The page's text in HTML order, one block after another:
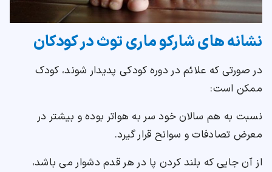
نشانه های شارکو ماری توث در کودکان
در صورتی که علائم در دوره کودکی پدیدار شوند، کودک
ممکن است:
نسبت به هم سالان خود سر به هواتر بوده و بیشتر در
معرض تصادفات و سوانح قرار گیرد.
از آن جایی که بلند کردن پا در هر قدم دشوار می باشد،